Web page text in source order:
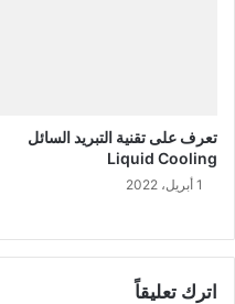
تعرف على تقنية التبريد السائل
Liquid Cooling
1 أبريل، 2022
اترك تعليقاً